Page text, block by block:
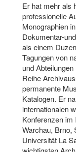
Er hat mehr als
professionelle
Monographien
Dokumentar-
als einem
Tagungen von
und
Reihe
permanente
Katalogen. Er
internationalen
Konferenzen
Warchau, Brno,
Universität La